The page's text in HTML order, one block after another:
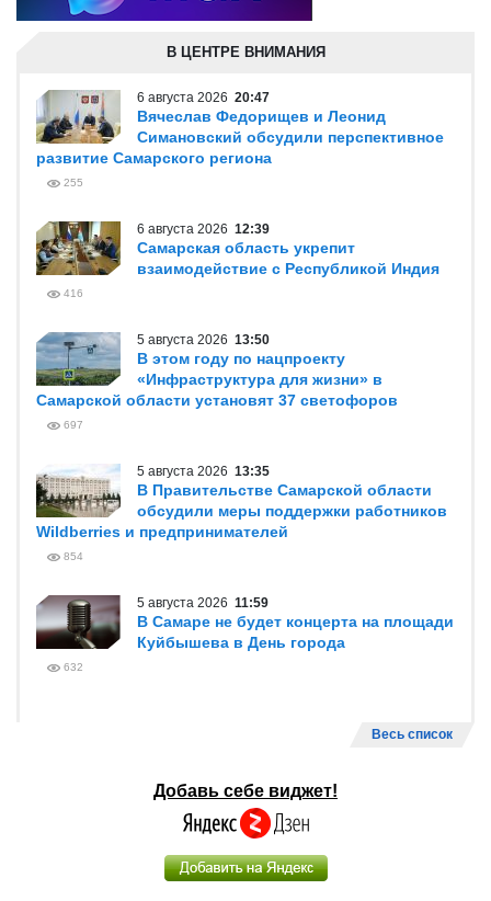
В ЦЕНТРЕ ВНИМАНИЯ
6 августа 2026 20:47
Вячеслав Федорищев и Леонид
Симановский обсудили перспективное
развитие Самарского региона
255
6 августа 2026 12:39
Самарская область укрепит
взаимодействие с Республикой Индия
416
5 августа 2026 13:50
В этом году по нацпроекту
«Инфраструктура для жизни» в
Самарской области установят 37 светофоров
697
5 августа 2026 13:35
В Правительстве Самарской области
обсудили меры поддержки работников
Wildberries и предпринимателей
854
5 августа 2026 11:59
В Самаре не будет концерта на площади
Куйбышева в День города
632
Весь список
Добавь себе виджет!